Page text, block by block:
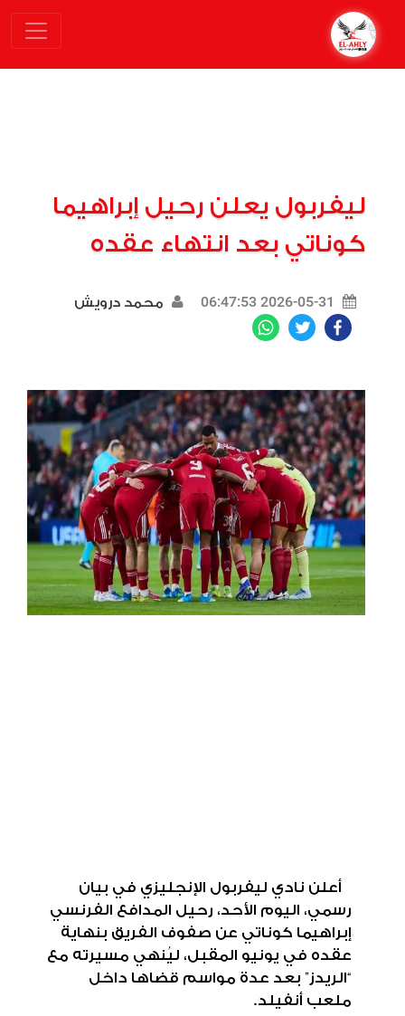
ليفربول يعلن رحيل إبراهيما
كوناتي بعد انتهاء عقده
2026-05-31 06:47:53 محمد درويش
Facebook
Twitter
أعلن نادي ليفربول الإنجليزي في بيان
رسمي، اليوم الأحد، رحيل المدافع الفرنسي
إبراهيما كوناتي عن صفوف الفريق بنهاية
عقده في يونيو المقبل، ليُنهي مسيرته مع
“الريدز” بعد عدة مواسم قضاها داخل
ملعب أنفيلد.